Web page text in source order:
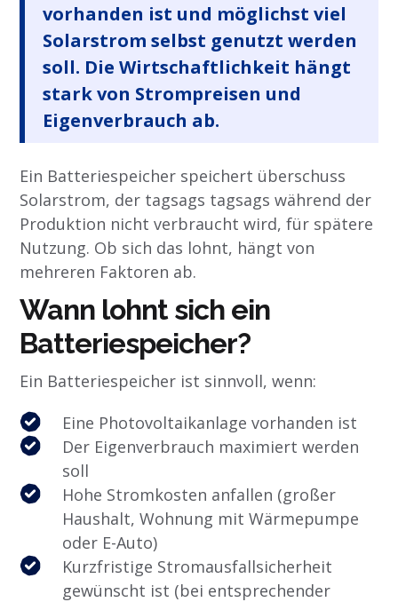
vorhanden ist und möglichst viel
Solarstrom selbst genutzt werden
soll. Die Wirtschaftlichkeit hängt
stark von Strompreisen und
Eigenverbrauch ab.
Ein Batteriespeicher speichert überschuss
Solarstrom, der tagsags tagsags während der
Produktion nicht verbraucht wird, für spätere
Nutzung. Ob sich das lohnt, hängt von
mehreren Faktoren ab.
Wann lohnt sich ein
Batteriespeicher?
Ein Batteriespeicher ist sinnvoll, wenn:
Eine Photovoltaikanlage vorhanden ist
Der Eigenverbrauch maximiert werden
soll
Hohe Stromkosten anfallen (großer
Haushalt, Wohnung mit Wärmepumpe
oder E-Auto)
Kurzfristige Stromausfallsicherheit
gewünscht ist (bei entsprechender